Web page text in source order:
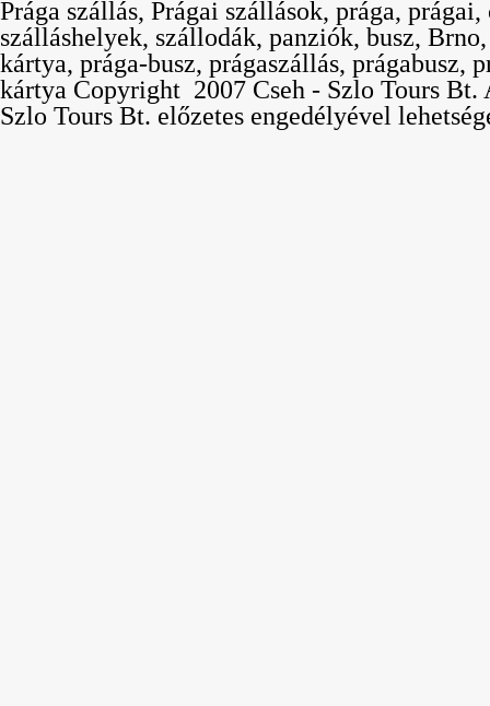
Prága szállás, Prágai szállások, prága,
szálláshelyek, szállodák, panziók, busz,
kártya, prága-busz, prágaszállás, prágabusz,
kártya Copyright  2007 Cseh - Szlo Tours
Szlo Tours Bt. előzetes engedélyével